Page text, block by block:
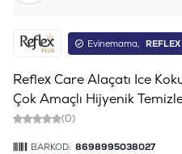
Evinemama, REFLEX
Reflex Care Alaçatı Ice
Çok Amaçlı Hijyenik
(0)
BARKOD: 8698995038027